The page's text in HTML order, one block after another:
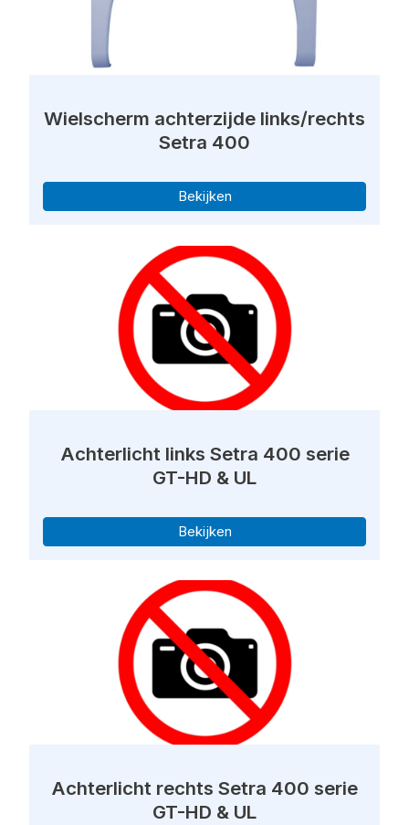
Wielscherm achterzijde links/rechts
Setra 400
Bekijken
Achterlicht links Setra 400 serie
GT-HD & UL
Bekijken
Achterlicht rechts Setra 400 serie
GT-HD & UL